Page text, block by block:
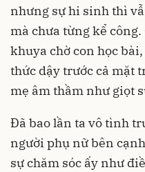
nhưng sự hi sinh thì
mà chưa từng kể
khuya chờ con học
thức dậy trước cả mặt
mẹ âm thầm như giọt
Đã bao lần ta vô tình
người phụ nữ bên
sự chăm sóc ấy như